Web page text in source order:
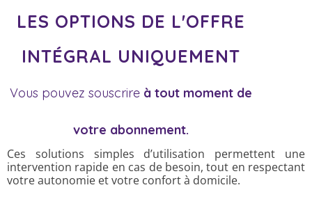
LES OPTIONS DE L'OFFRE
INTÉGRAL UNIQUEMENT
Vous pouvez souscrire à tout moment de
votre abonnement.
Ces solutions simples d’utilisation permettent une
intervention rapide en cas de besoin, tout en respectant
votre autonomie et votre confort à domicile.